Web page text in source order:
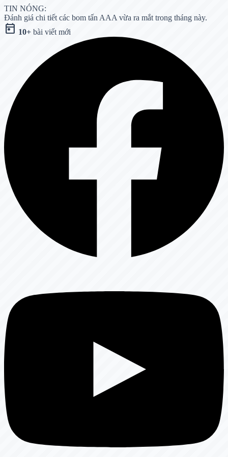
TIN NÓNG:
Đánh giá chi tiết các bom tấn AAA vừa ra mắt trong tháng này.
today 10+ bài viết mới